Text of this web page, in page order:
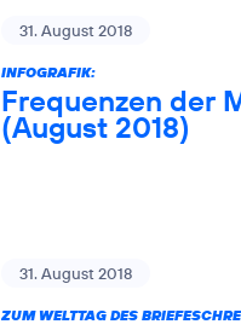
31. August 2018
INFOGRAFIK:
Frequenzen der
(August 2018)
31. August 2018
ZUM WELTTAG DES